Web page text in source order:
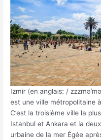
Izmir (en anglais: /
est une ville métropolitaine
C’est la troisième ville la
Istanbul et Ankara et la
urbaine de la mer Égée